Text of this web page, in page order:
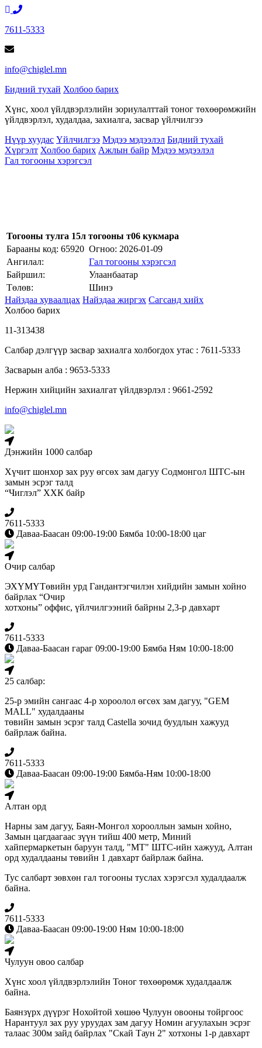
7611-5333
info@chiglel.mn
Бидний тухай Холбоо барих
Хүнс, хоол үйлдвэрлэлийн зориулалттай тоног төхөөрөмжийн
үйлдвэрлэл, худалдаа, захиалга, засвар үйлчилгээ
Нүүр хуудас Үйлчилгээ Мэдээ мэдээлэл Бидний тухай
Хүргэлт Холбоо барих Ажлын байр Мэдээ мэдээлэл
Гал тогооны хэрэгсэл
Тогооны тулга 15л тогооны т06 кукмара
Барааны код: 65920 Огноо: 2026-01-09
Ангилал:
Гал тогооны хэрэгсэл
Байршил:
Улаанбаатар
Төлөв:
Шинэ
Найздаа хуваалцах Найздаа жиргэх Сагсанд хийх
Холбоо барих
11-313438
Салбар дэлгүүр засвар захиалга холбогдох утас : 7611-5333
Засварын алба : 9653-5333
Нержин хийцийн захиалгат үйлдвэрлэл : 9661-2592
info@chiglel.mn
Дэнжийн 1000 салбар
Хүчит шонхор зах руу өгсөх зам дагуу Содмонгол ШТС-ын
замын эсрэг талд
“Чиглэл” ХХК байр
7611-5333
Даваа-Баасан 09:00-19:00 Бямба 10:00-18:00 цаг
Очир салбар
ЭХҮМҮТөвийн урд Гандантэгчилэн хийдийн замын хойно
байрлах “Очир
хотхоны” оффис, үйлчилгээний байрны 2,3-р давхарт
7611-5333
Даваа-Баасан гараг 09:00-19:00 Бямба Ням 10:00-18:00
25 салбар:
25-р эмийн сангаас 4-р хороолол өгсөх зам дагуу, "GEM
MALL" худалдааны
төвийн замын эсрэг талд Сastella зочид буудлын хажууд
байрлаж байна.
7611-5333
Даваа-Баасан 09:00-19:00 Бямба-Ням 10:00-18:00
Алтан орд
Нарны зам дагуу, Баян-Монгол хорооллын замын хойно,
Замын цагдаагаас зүүн тийш 400 метр, Миний
хайпермаркетын баруун талд, "МТ" ШТС-ийн хажууд, Алтан
орд худалдааны төвийн 1 давхарт байрлаж байна.
Тус салбарт зөвхөн гал тогооны туслах хэрэгсэл худалдаалж
байна.
7611-5333
Даваа-Баасан 09:00-19:00 Ням 10:00-18:00
Чулуун овоо салбар
Хүнс хоол үйлдвэрлэлийн Тоног төхөөрөмж худалдаалж
байна.
Баянзүрх дүүрэг Нохойтой хөшөө Чулуун овооны тойргоос
Нарантуул зах руу уруудах зам дагуу Номин агуулахын эсрэг
талаас 300м зайд байрлах "Скай Таун 2" хотхоны 1-р давхарт